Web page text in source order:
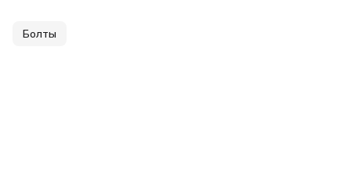
Болты